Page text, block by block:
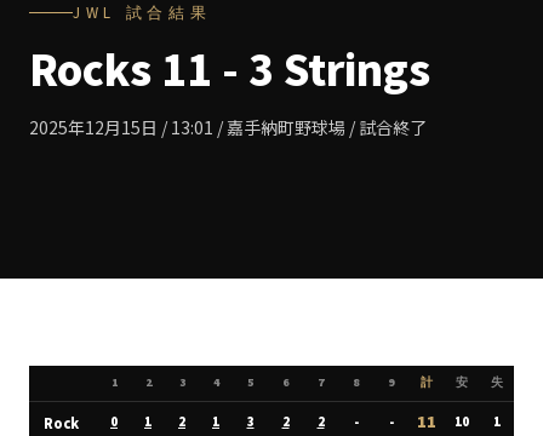
JWL 試合結果
Rocks 11 - 3 Strings
2025年12月15日 / 13:01 / 嘉手納町野球場 / 試合終了
1 2 3 4 5 6 7 8 9 計 安 失
Rock 0 1 2 1 3 2 2 - - 11 10 1